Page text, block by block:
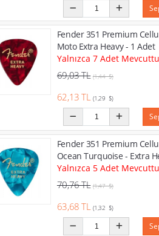
Fender 351 Premium
Moto Extra Heavy - 1 Adet
Yalnızca 7 Adet
69,03 TL (1,44 $)
62,13 TL (1,29 $)
Fender 351 Premium
Ocean Turquoise - Extra
Yalnızca 5 Adet
70,76 TL (1,47 $)
63,68 TL (1,32 $)